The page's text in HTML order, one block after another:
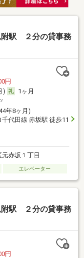
駅 ２分の貸事務
円
)
1ヶ月
2
年8ヶ月)
代田線 赤坂駅 徒歩11
赤坂１丁目
エレベーター
駅 ２分の貸事務
円